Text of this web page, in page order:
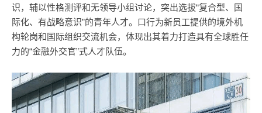
识，辅以性格测评和无领导小组讨论，突出选拔“复合型、国
际化、有战略意识”的青年人才。口行为新员工提供的境外机
构轮岗和国际组织交流机会，体现出其着力打造具有全球胜任
力的“金融外交官”式人才队伍。